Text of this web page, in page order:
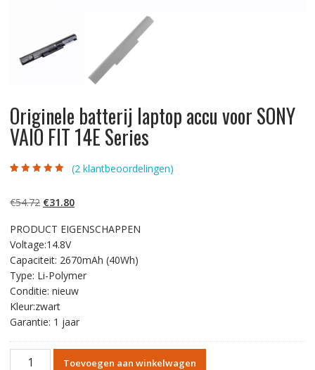
Originele batterij laptop accu voor SONY
VAIO FIT 14E Series
klantbeoordelinge
(2klantbeoordelingen)
€54.72 Oorspronkelijke
was:
€54.72.
€31.80Huidige
is:
PRODUCT EIGENSCHAPPEN
Voltage:14.8V
Capaciteit: 2670mAh (40Wh)
Type: Li-Polymer
Conditie: nieuw
Kleur:zwart
Garantie: 1 jaar
Originele
Toevoegen aan winkelwagen